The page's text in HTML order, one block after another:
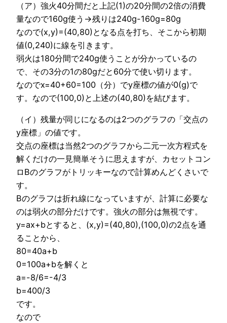
（ア）強火40分間だと上記(1)の20分間の2倍の消費
量なので160g使う→残りは240g-160g=80g
なので(x,y)=(40,80)となる点を打ち、そこから初期
値(0,240)に線を引きます。
弱火は180分間で240g使うことが分かっているの
で、その3分の1の80gだと60分で使い切ります。
なのでx=40+60=100（分）でy座標の値が0(g)で
す。なので(100,0)と上述の(40,80)を結びます。
（イ）残量が同じになるのは2つのグラフの「交点の
y座標」の値です。
交点の座標は当然2つのグラフから二元一次方程式を
解くだけの一見簡単そうに思えますが、カセットコン
ロBのグラフがトリッキーなので計算めんどくさいで
す。
Bのグラフは折れ線になっていますが、計算に必要な
のは弱火の部分だけです。強火の部分は無視です。
y=ax+bとすると、(x,y)=(40,80),(100,0)の2点を通
ることから、
80=40a+b
0=100a+bを解くと
a=-8/6=-4/3
b=400/3
です。
なので